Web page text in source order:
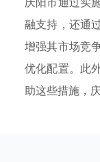
融支持，还通
增强其市场竞
优化配置。此
助这些措施，